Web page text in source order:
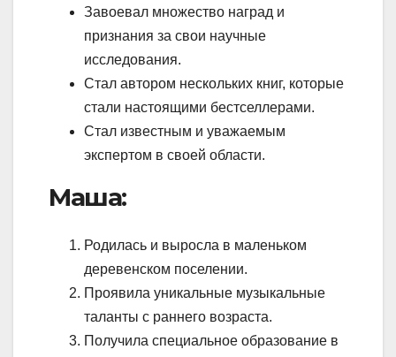
Завоевал множество наград и
признания за свои научные
исследования.
Стал автором нескольких книг, которые
стали настоящими бестселлерами.
Стал известным и уважаемым
экспертом в своей области.
Маша:
Родилась и выросла в маленьком
деревенском поселении.
Проявила уникальные музыкальные
таланты с раннего возраста.
Получила специальное образование в